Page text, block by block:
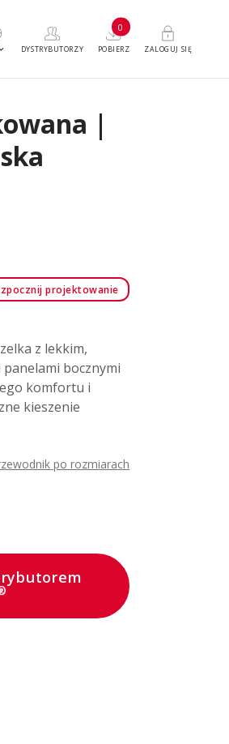
DYSTRYBUTORZY POBIERZ
0
ZALOGUJ SIĘ
|
projektowanie
z lekkim,
bocznymi
komfortu i
kieszenie
po rozmiarach